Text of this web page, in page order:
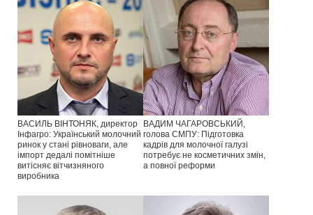
ВАСИЛЬ ВІНТОНЯК, директор
Інфагро: Український молочний
ринок у стані рівноваги, але
імпорт дедалі помітніше
витісняє вітчизняного
виробника
ВАДИМ ЧАГАРОВСЬКИЙ,
голова СМПУ: Підготовка
кадрів для молочної галузі
потребує не косметичних змін,
а повної реформи